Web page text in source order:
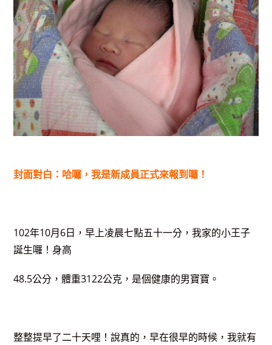
封面對白：哈囉，我是新成員正式來報到囉！
102年10月6日，早上凌晨七點五十一分，我家的小王子
誕生囉！身高
48.5公分，體重3122公克，是個健康的男寶寶。
整整提早了二十天哩！說真的，早在很早的時候，我就有